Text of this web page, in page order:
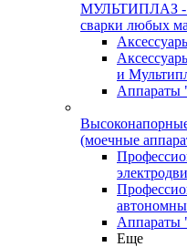
МУЛЬТИПЛАЗ -
сварки любых
и
(моечные
Аппараты
Еще